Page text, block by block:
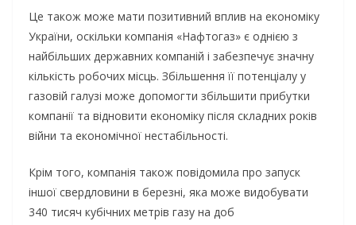
Це також може мати позитивний вплив на економіку
України, оскільки компанія «Нафтогаз» є однією з
найбільших державних компаній і забезпечує значну
кількість робочих місць. Збільшення її потенціалу у
газовій галузі може допомогти збільшити прибутки
компанії та відновити економіку після складних років
війни та економічної нестабільності.
Крім того, компанія також повідомила про запуск
іншої свердловини в березні, яка може видобувати
340 тисяч кубічних метрів газу на доб